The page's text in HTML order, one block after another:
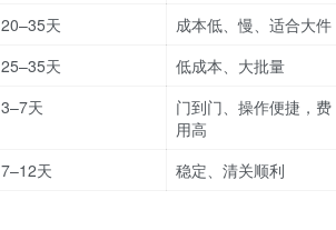
20–35天
成本低、慢、适合大件
25–35天
低成本、大批量
3–7天
门到门、操作便捷，费
用高
7–12天 稳定、清关顺利